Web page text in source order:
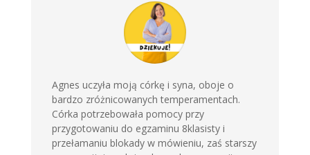
Agnes uczyła moją córkę i syna, oboje o
bardzo zróżnicowanych temperamentach.
Córka potrzebowała pomocy przy
przygotowaniu do egzaminu 8klasisty i
przełamaniu blokady w mówieniu, zaś starszy